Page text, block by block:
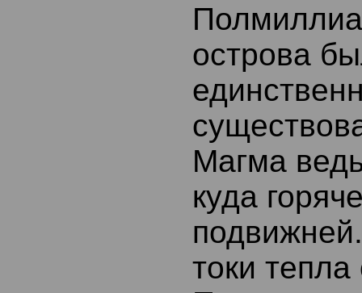
острова
Магма
куда
токи тепла